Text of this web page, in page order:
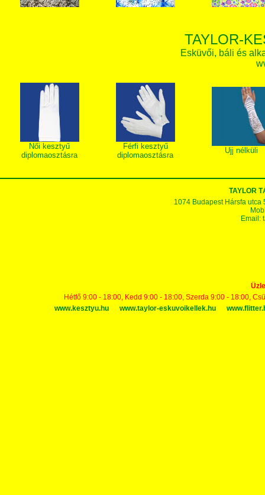
TAYLOR-
Esküvői, báli és
Női kesztyű
diplomaosztásra
Férfi kesztyű
diplomaosztásra
Ujj nélküli
TAYLOR
1074 Budapest Hársfa utca
Email:
Hétfő 9:00 - 18:00, Kedd 9:00 - 18:00, Szerda 9:00 - 18:00,
www.kesztyu.hu
www.taylor-eskuvoikellek.hu